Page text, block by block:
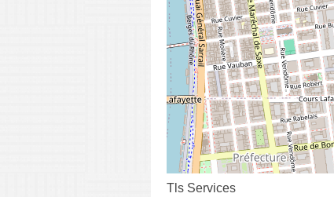
Tls Services